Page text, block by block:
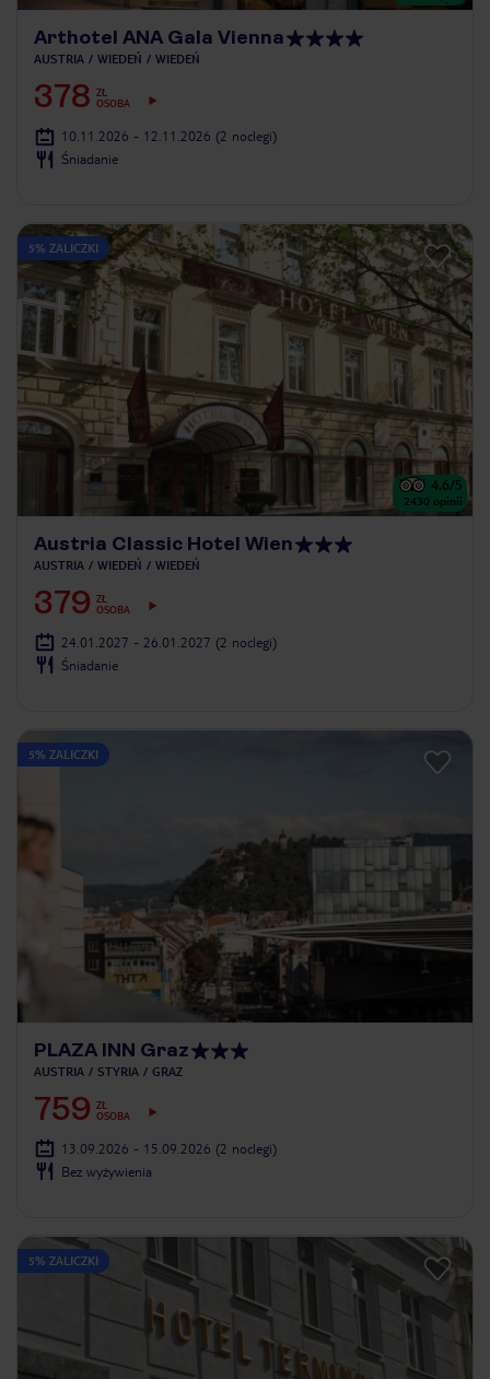
Arthotel ANA Gala Vienna
AUSTRIA WIEDEŃ WIEDEŃ
378 ZŁ
OSOBA
10.11.2026 - 12.11.2026 (2 noclegi)
Śniadanie
5% ZALICZKI
4.6/5
2430 opinii
Austria Classic Hotel Wien
AUSTRIA WIEDEŃ WIEDEŃ
379 ZŁ
OSOBA
24.01.2027 - 26.01.2027 (2 noclegi)
Śniadanie
5% ZALICZKI
PLAZA INN Graz
AUSTRIA STYRIA GRAZ
759 ZŁ
OSOBA
13.09.2026 - 15.09.2026 (2 noclegi)
Bez wyżywienia
5% ZALICZKI